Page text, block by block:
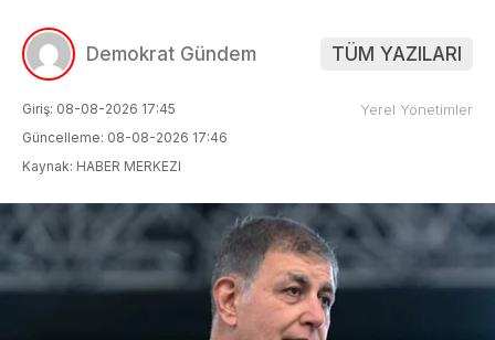
Demokrat Gündem TÜM YAZILARI
Giriş: 08-08-2026 17:45
Güncelleme: 08-08-2026 17:46
Kaynak: HABER MERKEZI
Yerel Yönetimler